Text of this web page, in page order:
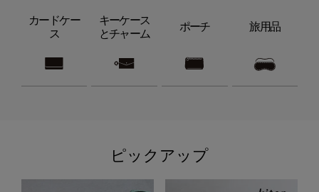
カードケー
ス
キーケース
とチャーム
ポーチ 旅用品
ピックアップ